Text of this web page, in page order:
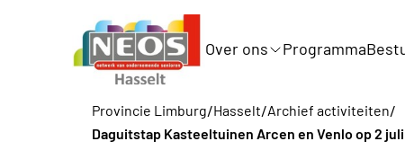
Over ons Programma
Provincie Limburg/Hasselt/Archief activiteiten/
Daguitstap Kasteeltuinen Arcen en Venlo op 2 juli